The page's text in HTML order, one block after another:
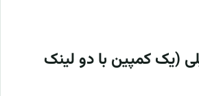
(یک کمپین با دو لینک